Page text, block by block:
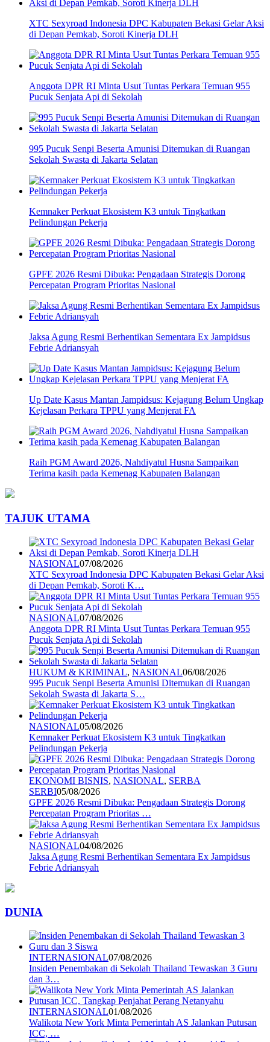
XTC Sexyroad Indonesia DPC Kabupaten Bekasi Gelar Aksi
di Depan Pemkab, Soroti Kinerja DLH
Anggota DPR RI Minta Usut Tuntas Perkara Temuan 955
Pucuk Senjata Api di Sekolah
995 Pucuk Senpi Beserta Amunisi Ditemukan di Ruangan
Sekolah Swasta di Jakarta Selatan
Kemnaker Perkuat Ekosistem K3 untuk Tingkatkan
Pelindungan Pekerja
GPFE 2026 Resmi Dibuka: Pengadaan Strategis Dorong
Percepatan Program Prioritas Nasional
Jaksa Agung Resmi Berhentikan Sementara Ex Jampidsus
Febrie Adriansyah
Up Date Kasus Mantan Jampidsus: Kejagung Belum Ungkap
Kejelasan Perkara TPPU yang Menjerat FA
Raih PGM Award 2026, Nahdiyatul Husna Sampaikan
Terima kasih pada Kemenag Kabupaten Balangan
TAJUK UTAMA
NASIONAL07/08/2026
XTC Sexyroad Indonesia DPC Kabupaten Bekasi Gelar Aksi
di Depan Pemkab, Soroti K…
NASIONAL07/08/2026
Anggota DPR RI Minta Usut Tuntas Perkara Temuan 955
Pucuk Senjata Api di Sekolah
HUKUM & KRIMINAL, NASIONAL06/08/2026
995 Pucuk Senpi Beserta Amunisi Ditemukan di Ruangan
Sekolah Swasta di Jakarta S…
NASIONAL05/08/2026
Kemnaker Perkuat Ekosistem K3 untuk Tingkatkan
Pelindungan Pekerja
EKONOMI BISNIS, NASIONAL, SERBA
SERBI05/08/2026
GPFE 2026 Resmi Dibuka: Pengadaan Strategis Dorong
Percepatan Program Prioritas …
NASIONAL04/08/2026
Jaksa Agung Resmi Berhentikan Sementara Ex Jampidsus
Febrie Adriansyah
DUNIA
INTERNASIONAL07/08/2026
Insiden Penembakan di Sekolah Thailand Tewaskan 3 Guru
dan 3…
INTERNASIONAL01/08/2026
Walikota New York Minta Pemerintah AS Jalankan Putusan
ICC, …